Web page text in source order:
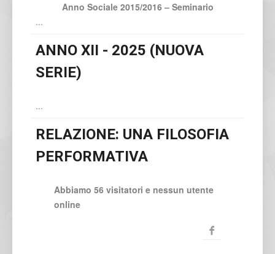
Anno Sociale 2015/2016 – Seminario
...
ANNO XII - 2025 (NUOVA
SERIE)
...
RELAZIONE: UNA FILOSOFIA
PERFORMATIVA
Abbiamo 56 visitatori e nessun utente
online